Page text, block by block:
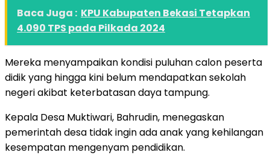
Baca Juga : KPU Kabupaten Bekasi Tetapkan
4.090 TPS pada Pilkada 2024
Mereka menyampaikan kondisi puluhan calon peserta
didik yang hingga kini belum mendapatkan sekolah
negeri akibat keterbatasan daya tampung.
Kepala Desa Muktiwari, Bahrudin, menegaskan
pemerintah desa tidak ingin ada anak yang kehilangan
kesempatan mengenyam pendidikan.